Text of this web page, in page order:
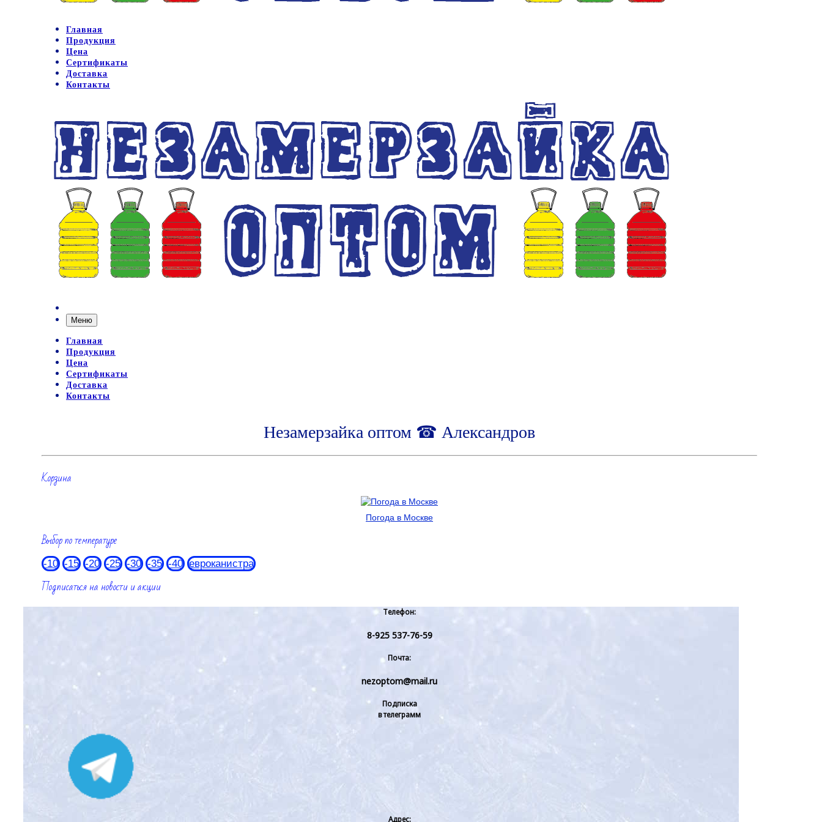
Главная
Продукция
Цена
Сертификаты
Доставка
Контакты
Меню
Главная
Продукция
Цена
Сертификаты
Доставка
Контакты
Незамерзайка оптом ☎ Александров
Корзина
Погода в Москве
Выбор по температуре
-10 -15 -20 -25 -30 -35 -40 евроканистра
Подписаться на новости и акции
Телефон:
8-925 537-76-59
Почта:
nezoptom@mail.ru
Подписка
в телеграмм
Адрес: